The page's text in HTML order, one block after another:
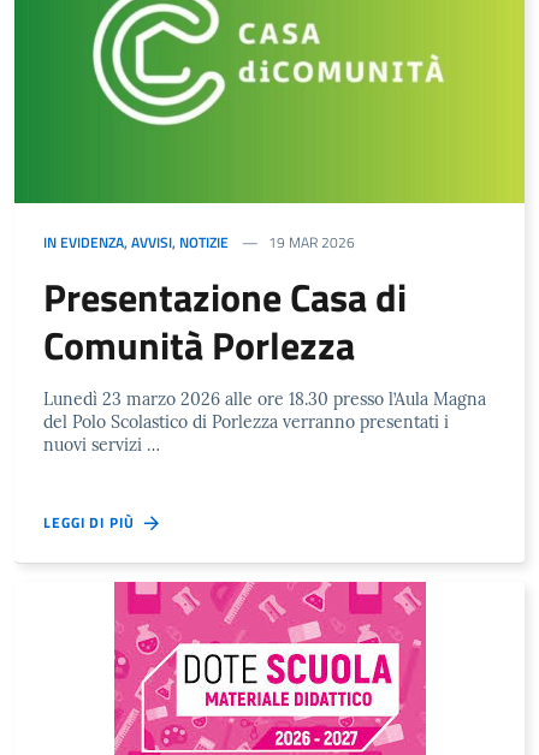
IN EVIDENZA, AVVISI, NOTIZIE 19 MAR 2026
Presentazione Casa di
Comunità Porlezza
Lunedì 23 marzo 2026 alle ore 18.30 presso l’Aula Magna
del Polo Scolastico di Porlezza verranno presentati i
nuovi servizi …
LEGGI DI PIÙ